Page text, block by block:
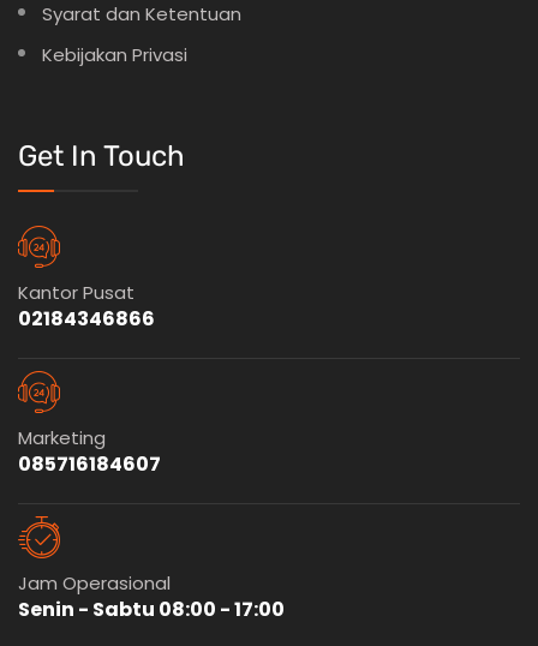
Syarat dan Ketentuan
Kebijakan Privasi
Get In Touch
Kantor Pusat
02184346866
Marketing
085716184607
Jam Operasional
Senin - Sabtu 08:00 - 17:00